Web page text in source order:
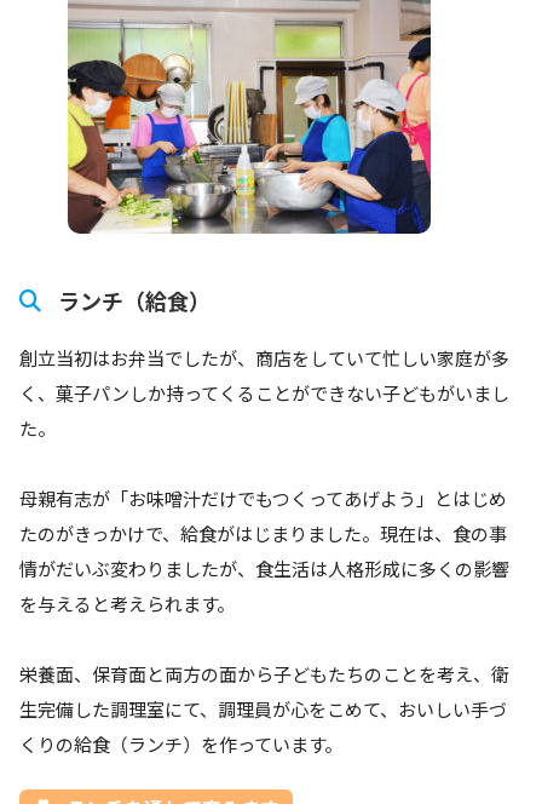
ランチ（給食）
創立当初はお弁当でしたが、商店をしていて忙しい家庭が多
く、菓子パンしか持ってくることができない子どもがいまし
た。
母親有志が「お味噌汁だけでもつくってあげよう」とはじめ
たのがきっかけで、給食がはじまりました。現在は、食の事
情がだいぶ変わりましたが、食生活は人格形成に多くの影響
を与えると考えられます。
栄養面、保育面と両方の面から子どもたちのことを考え、衛
生完備した調理室にて、調理員が心をこめて、おいしい手づ
くりの給食（ランチ）を作っています。